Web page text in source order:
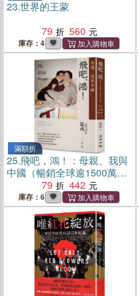
23.世界的王蒙
79
560
庫存：4
滿額折
25.飛吧，鴻！：母親、我與
中國（暢銷全球逾1500萬冊
《鴻》最新系列作）
79 442
庫存：6